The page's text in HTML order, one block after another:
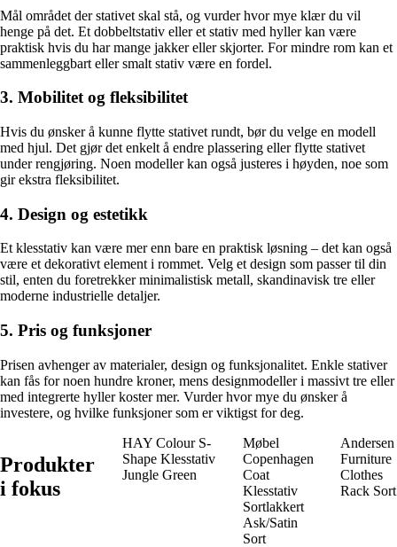
Mål området der stativet skal stå, og vurder hvor mye klær du vil
henge på det. Et dobbeltstativ eller et stativ med hyller kan være
praktisk hvis du har mange jakker eller skjorter. For mindre rom kan et
sammenleggbart eller smalt stativ være en fordel.
3. Mobilitet og fleksibilitet
Hvis du ønsker å kunne flytte stativet rundt, bør du velge en modell
med hjul. Det gjør det enkelt å endre plassering eller flytte stativet
under rengjøring. Noen modeller kan også justeres i høyden, noe som
gir ekstra fleksibilitet.
4. Design og estetikk
Et klesstativ kan være mer enn bare en praktisk løsning – det kan også
være et dekorativt element i rommet. Velg et design som passer til din
stil, enten du foretrekker minimalistisk metall, skandinavisk tre eller
moderne industrielle detaljer.
5. Pris og funksjoner
Prisen avhenger av materialer, design og funksjonalitet. Enkle stativer
kan fås for noen hundre kroner, mens designmodeller i massivt tre eller
med integrerte hyller koster mer. Vurder hvor mye du ønsker å
investere, og hvilke funksjoner som er viktigst for deg.
Produkter
i fokus
HAY Colour S-
Shape Klesstativ
Jungle Green
Møbel
Copenhagen
Coat
Klesstativ
Sortlakkert
Ask/Satin
Sort
Andersen
Furniture
Clothes
Rack Sort